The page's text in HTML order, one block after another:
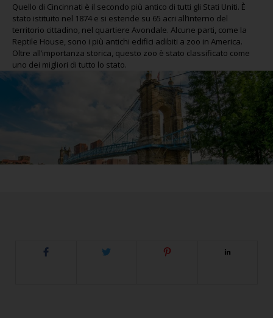
Quello di Cincinnati è il secondo più antico di tutti gli Stati Uniti. È
stato istituito nel 1874 e si estende su 65 acri all’interno del
territorio cittadino, nel quartiere Avondale. Alcune parti, come la
Reptile House, sono i più antichi edifici adibiti a zoo in America.
Oltre all’importanza storica, questo zoo è stato classificato come
uno dei migliori di tutto lo stato.